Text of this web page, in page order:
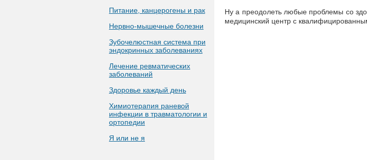
Питание, канцерогены и рак
Нервно-мышечные болезни
Зубочелюстная система при
эндокринных заболеваниях
Лечение ревматических
заболеваний
Здоровье каждый день
Химиотерапия раневой
инфекции в травматологии и
ортопедии
Я или не я
Ну а преодолеть любые проблемы со
медицинский центр с